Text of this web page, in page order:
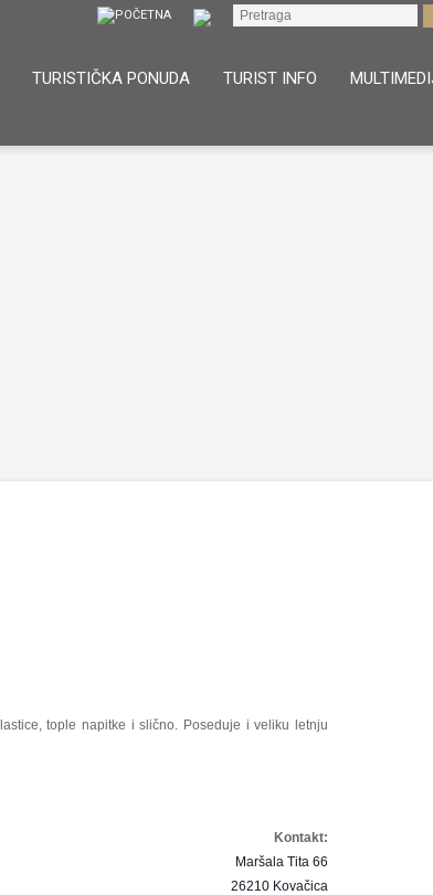
TURISTIČKA PONUDA TURIST INFO
tople napitke i slično. Poseduje i veliku letnju
Kontakt:
Maršala Tita 66
26210 Kovačica